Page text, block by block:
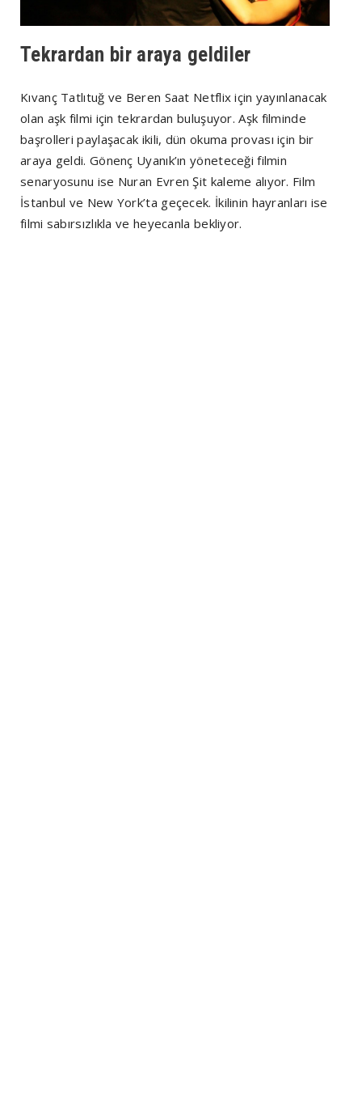
Tekrardan bir araya geldiler
Kıvanç Tatlıtuğ ve Beren Saat Netflix için yayınlanacak
olan aşk filmi için tekrardan buluşuyor. Aşk filminde
başrolleri paylaşacak ikili, dün okuma provası için bir
araya geldi. Gönenç Uyanık’ın yöneteceği filmin
senaryosunu ise Nuran Evren Şit kaleme alıyor. Film
İstanbul ve New York’ta geçecek. İkilinin hayranları ise
filmi sabırsızlıkla ve heyecanla bekliyor.